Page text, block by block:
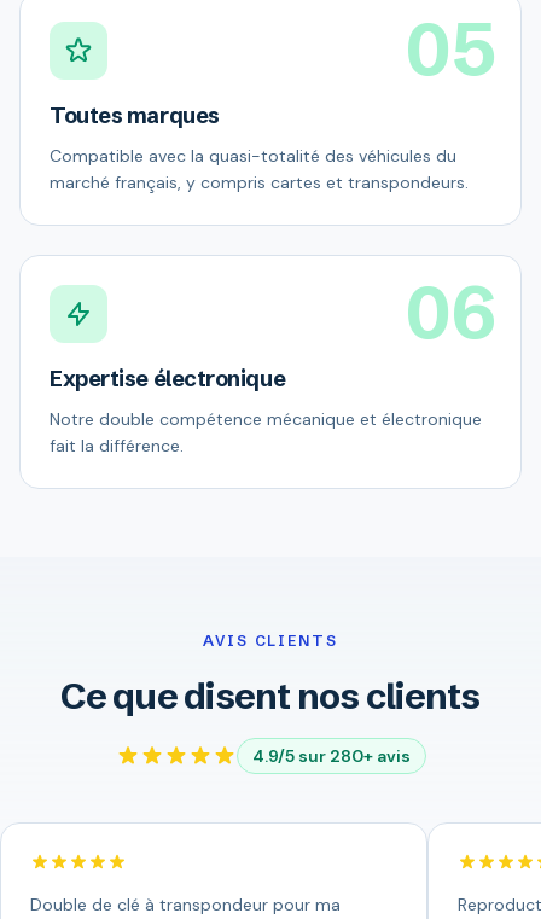
05
Toutes marques
Compatible avec la quasi-totalité des véhicules du
marché français, y compris cartes et transpondeurs.
06
Expertise électronique
Notre double compétence mécanique et électronique
fait la différence.
AVIS CLIENTS
Ce que disent nos clients
4.9/5 sur 280+ avis
Double de clé à transpondeur pour ma